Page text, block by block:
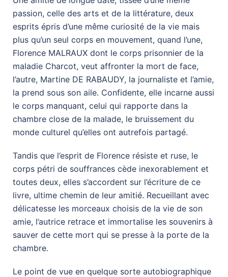
passion, celle des arts et de la littérature, deux
esprits épris d’une même curiosité de la vie mais
plus qu’un seul corps en mouvement, quand l’une,
Florence MALRAUX dont le corps prisonnier de la
maladie Charcot, veut affronter la mort de face,
l’autre, Martine DE RABAUDY, la journaliste et l’amie,
la prend sous son aile. Confidente, elle incarne aussi
le corps manquant, celui qui rapporte dans la
chambre close de la malade, le bruissement du
monde culturel qu’elles ont autrefois partagé.
Tandis que l’esprit de Florence résiste et ruse, le
corps pétri de souffrances cède inexorablement et
toutes deux, elles s’accordent sur l’écriture de ce
livre, ultime chemin de leur amitié. Recueillant avec
délicatesse les morceaux choisis de la vie de son
amie, l’autrice retrace et immortalise les souvenirs à
sauver de cette mort qui se presse à la porte de la
chambre.
Le point de vue en quelque sorte autobiographique